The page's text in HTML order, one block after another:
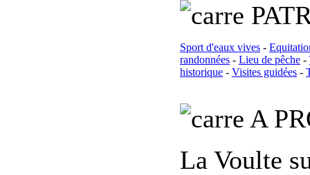
Sport d'eaux vives -
randonnées - Lieu de pêche -
historique - Visites guidées -
A
La Voulte